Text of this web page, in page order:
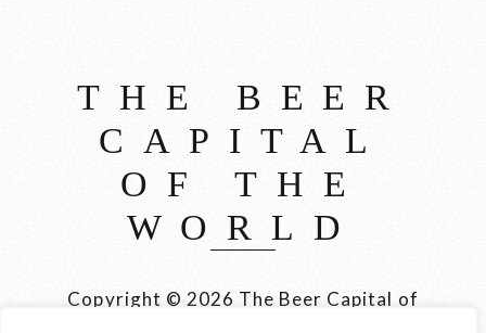
THE BEER
CAPITAL
OF THE
WORLD
Copyright © 2026 The Beer Capital of